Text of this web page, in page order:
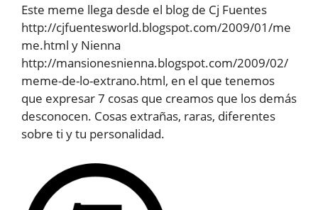
Este meme llega desde el blog de Cj Fuentes
http://cjfuentesworld.blogspot.com/2009/01/me
me.html y Nienna
http://mansionesnienna.blogspot.com/2009/02/
meme-de-lo-extrano.html, en el que tenemos
que expresar 7 cosas que creamos que los demás
desconocen. Cosas extrañas, raras, diferentes
sobre ti y tu personalidad.